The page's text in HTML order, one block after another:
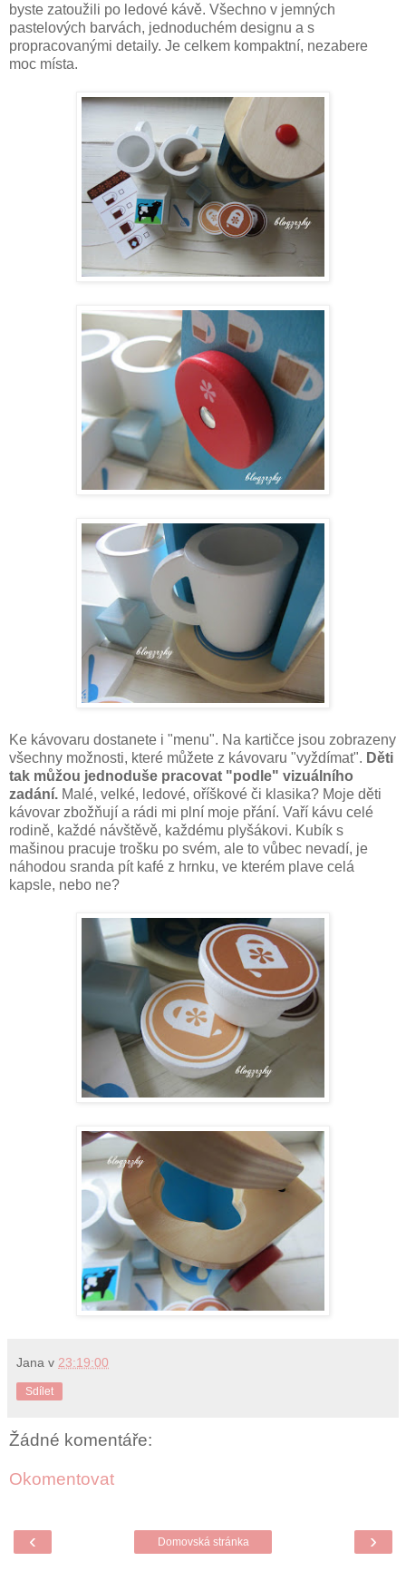
byste zatoužili po ledové kávě. Všechno v jemných
pastelových barvách, jednoduchém designu a s
propracovanými detaily. Je celkem kompaktní, nezabere
moc místa.
Ke kávovaru dostanete i "menu". Na kartičce jsou zobrazeny
všechny možnosti, které můžete z kávovaru "vyždímat". Děti
tak můžou jednoduše pracovat "podle" vizuálního
zadání. Malé, velké, ledové, oříškové či klasika? Moje děti
kávovar zbožňují a rádi mi plní moje přání. Vaří kávu celé
rodině, každé návštěvě, každému plyšákovi. Kubík s
mašinou pracuje trošku po svém, ale to vůbec nevadí, je
náhodou sranda pít kafé z hrnku, ve kterém plave celá
kapsle, nebo ne?
Jana v 23:19:00
Sdílet
Žádné komentáře:
Okomentovat
‹ ›
Domovská stránka